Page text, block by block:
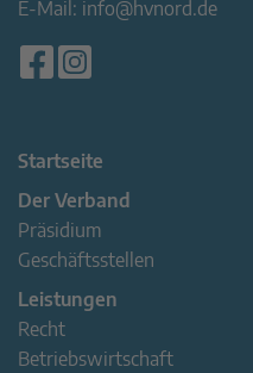
E-Mail: info@hvnord.de
Startseite
Der Verband
Präsidium
Geschäftsstellen
Leistungen
Recht
Betriebswirtschaft